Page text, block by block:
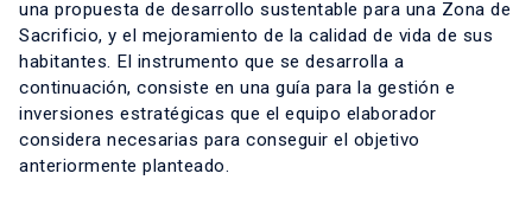
una propuesta de desarrollo sustentable para una Zona de
Sacrificio, y el mejoramiento de la calidad de vida de sus
habitantes. El instrumento que se desarrolla a
continuación, consiste en una guía para la gestión e
inversiones estratégicas que el equipo elaborador
considera necesarias para conseguir el objetivo
anteriormente planteado.